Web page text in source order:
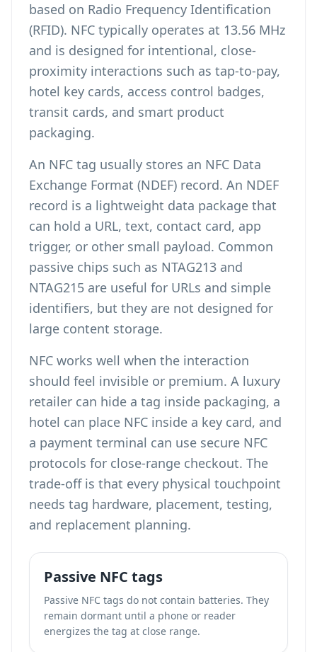
based on Radio Frequency Identification
(RFID). NFC typically operates at 13.56 MHz
and is designed for intentional, close-
proximity interactions such as tap-to-pay,
hotel key cards, access control badges,
transit cards, and smart product
packaging.
An NFC tag usually stores an NFC Data
Exchange Format (NDEF) record. An NDEF
record is a lightweight data package that
can hold a URL, text, contact card, app
trigger, or other small payload. Common
passive chips such as NTAG213 and
NTAG215 are useful for URLs and simple
identifiers, but they are not designed for
large content storage.
NFC works well when the interaction
should feel invisible or premium. A luxury
retailer can hide a tag inside packaging, a
hotel can place NFC inside a key card, and
a payment terminal can use secure NFC
protocols for close-range checkout. The
trade-off is that every physical touchpoint
needs tag hardware, placement, testing,
and replacement planning.
Passive NFC tags
Passive NFC tags do not contain batteries. They
remain dormant until a phone or reader
energizes the tag at close range.